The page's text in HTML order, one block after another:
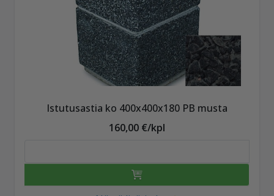
Istutusastia ko 400x400x180 PB musta
160,00 €/kpl